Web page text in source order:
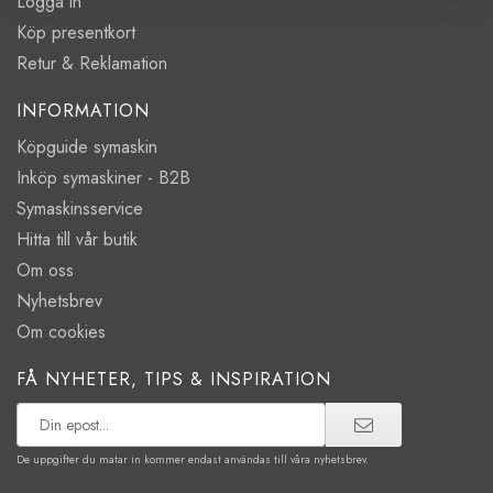
Köp presentkort
Retur & Reklamation
INFORMATION
Köpguide symaskin
Inköp symaskiner - B2B
Symaskinsservice
Hitta till vår butik
Om oss
Nyhetsbrev
Om cookies
FÅ NYHETER, TIPS & INSPIRATION
De uppgifter du matar in kommer endast användas till våra nyhetsbrev.